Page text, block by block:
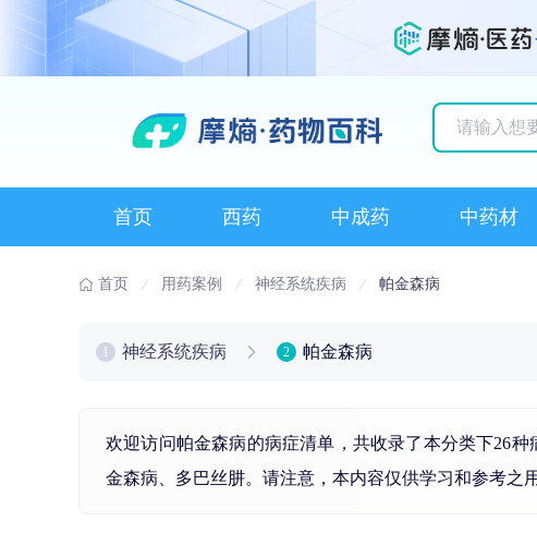
首页 西药 中成药 中药材
首页 用药案例 神经系统疾病 帕金森病
神经系统疾病 2 帕金森病
欢迎访问帕金森病的病症清单，共收录了本分类下26
金森病、 多巴丝肼。请注意，本内容仅供学习和参考之